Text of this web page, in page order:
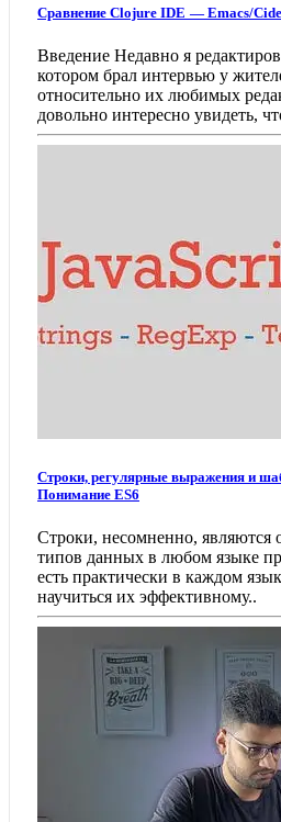
Сравнение Clojure IDE — Emacs/
Введение Недавно я
котором брал интервью у
относительно их любимых
довольно интересно увидеть,
Строки, регулярные выражения и
Понимание ES6
Строки, несомненно,
типов данных в любом языке
есть практически в каждом
научиться их эффективному..